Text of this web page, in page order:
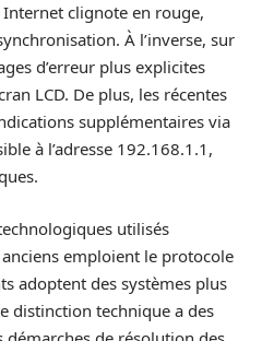
clignote en rouge,
À l’inverse, sur
d’erreur plus explicites
LCD. De plus, les récentes
supplémentaires via
à l’adresse 192.168.1.1,
utilisés
emploient le protocole
adoptent des systèmes plus
distinction technique a des